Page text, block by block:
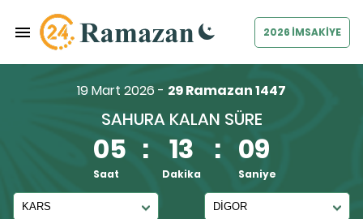
2026 İMSAKİYE
19 Mart 2026 - 29 Ramazan 1447
SAHURA KALAN SÜRE
05 : 13 : 08
Saat Dakika Saniye